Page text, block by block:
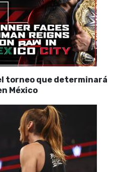
torneo que determinará
México